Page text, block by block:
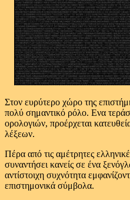
Στον ευρύτερο χώρο της
πολύ σημαντικό ρόλο. Ενα
ορολογιών, προέρχεται
λέξεων.
Πέρα από τις αμέτρητες
συναντήσει κανείς σε ένα
αντίστοιχη συχνότητα
επιστημονικά σύμβολα.